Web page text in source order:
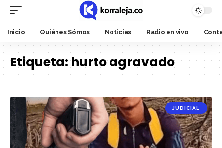
Inicio Quiénes Sómos Noticias Radio en vivo
Etiqueta:hurto agravado
JUDICIAL